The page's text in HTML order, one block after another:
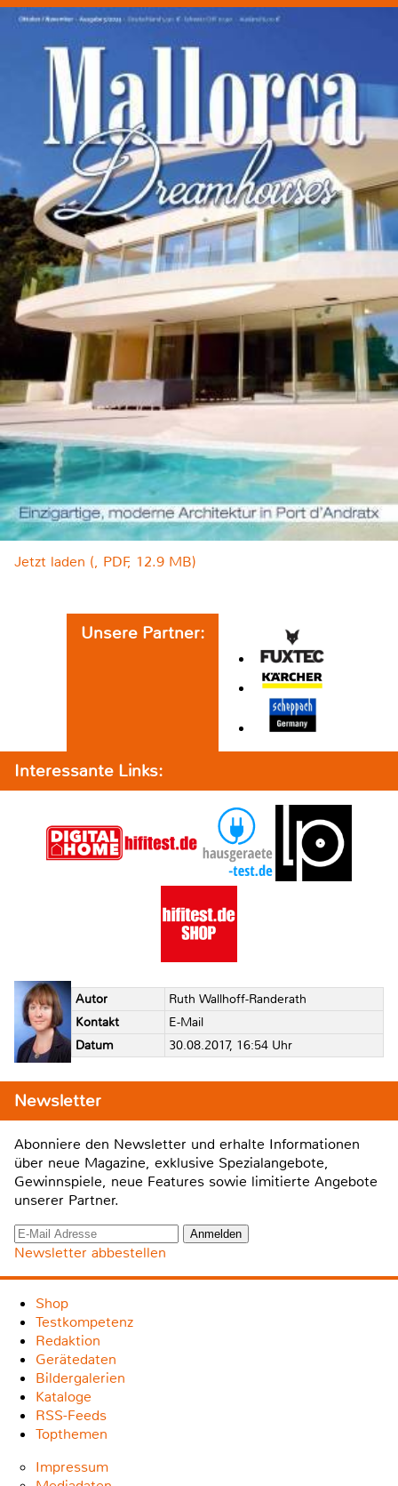
Jetzt laden (, PDF, 12.9 MB)
Unsere Partner:
Interessante Links:
Autor
Ruth Wallhoff-Randerath
Kontakt
E-Mail
Datum
30.08.2017, 16:54 Uhr
Newsletter
Abonniere den Newsletter und erhalte Informationen
über neue Magazine, exklusive Spezialangebote,
Gewinnspiele, neue Features sowie limitierte Angebote
unserer Partner.
Newsletter abbestellen
Shop
Testkompetenz
Redaktion
Gerätedaten
Bildergalerien
Kataloge
RSS-Feeds
Topthemen
Impressum